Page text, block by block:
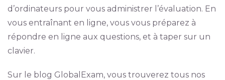
d’ordinateurs pour vous administrer l’évaluation. En
vous entraînant en ligne, vous vous préparez à
répondre en ligne aux questions, et à taper sur un
clavier.
Sur le blog GlobalExam, vous trouverez tous nos